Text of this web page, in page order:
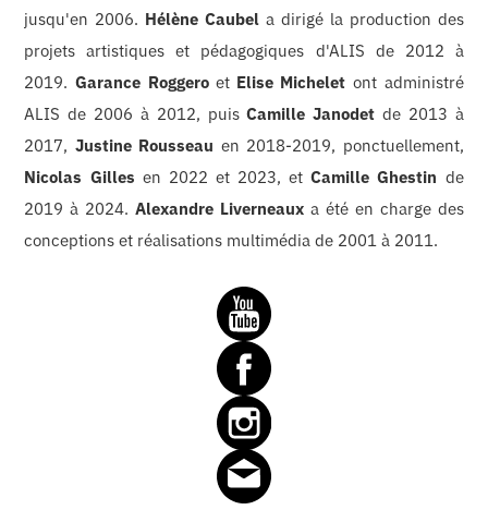
jusqu'en 2006. Hélène Caubel a dirigé la production des
projets artistiques et pédagogiques d'ALIS de 2012 à
2019.Garance Roggeroet Elise Michelet ont administré
ALIS de 2006 à 2012, puisCamille Janodet de 2013 à
2017, Justine Rousseau en 2018-2019, ponctuellement,
Nicolas Gilles en 2022 et 2023, etCamille Ghestin de
2019 à 2024.Alexandre Liverneaux a été en charge des
conceptions et réalisations multimédia de 2001 à 2011.